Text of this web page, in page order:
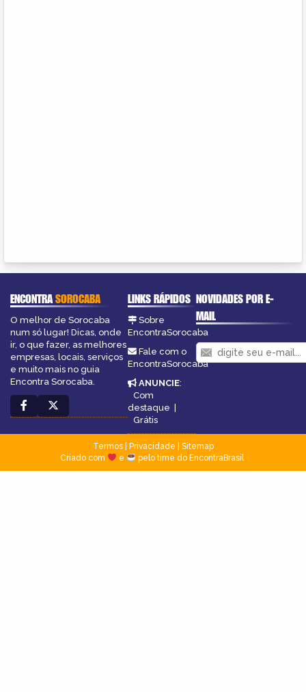
ENCONTRASOROCABA
O melhor de Sorocaba
num só lugar! Dicas, onde
ir, o que fazer, as melhores
empresas, locais, serviços
e muito mais no guia
Encontra Sorocaba.
LINKS RÁPIDOS
Sobre
EncontraSorocaba
Fale com o
EncontraSorocaba
ANUNCIE:
Com
destaque
Grátis
NOVIDADES POR E-
MAIL
Termos| Privacidade
Sitemap
Criado com
e pelo time do EncontraBrasil